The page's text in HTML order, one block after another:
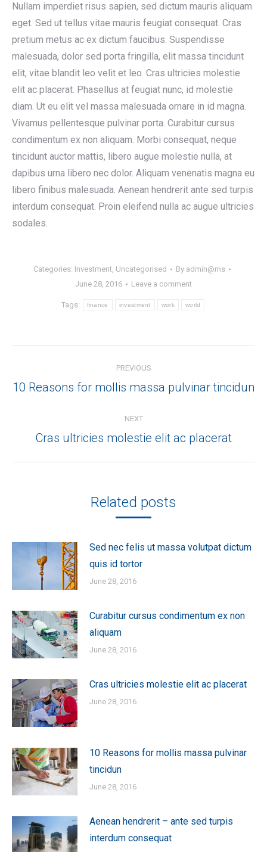
Nullam imperdiet risus sapien, sed dictum mauris aliquam
eget. Sed ut tellus vitae mauris feugiat consequat. Cras
pretium metus ac ex dictum faucibus. Suspendisse
malesuada, dolor sed porta fringilla, elit massa tincidunt
elit, vitae blandit leo velit et leo. Cras ultricies molestie
elit ac placerat. Phasellus at feugiat nunc, id molestie
diam. Ut eu elit vel massa malesuada ornare in id magna.
Vivamus pellentesque pulvinar porta. Curabitur cursus
condimentum ex non aliquam. Morbi consequat, neque
tincidunt auctor mattis, libero augue molestie nulla, at
dapibus urna libero nec dolor. Aliquam venenatis magna eu
libero finibus malesuada. Aenean hendrerit ante sed turpis
interdum consequat. Proin eleifend nulla ac augue ultricies
sodales.
Categories: Investment, Uncategorised By admin@ms
June 28, 2016
Leave a comment
Tags: finance investment work world
navigation
PREVIOUS
Previous
10 Reasons for mollis massa pulvinar tincidun
NEXT
Next
Cras ultricies molestie elit ac placerat
Related posts
Sed nec felis ut massa volutpat dictum
quis id tortor
June 28, 2016
Curabitur cursus condimentum ex non
aliquam
June 28, 2016
Cras ultricies molestie elit ac placerat
June 28, 2016
10 Reasons for mollis massa pulvinar
tincidun
June 28, 2016
Aenean hendrerit – ante sed turpis
interdum consequat